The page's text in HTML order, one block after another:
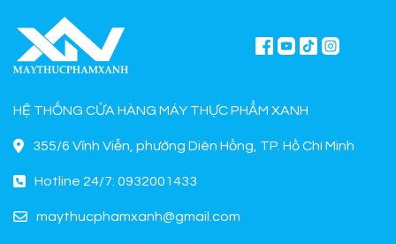
HỆ THỐNG CỬA HÀNG MÁY THỰC PHẨM XANH
355/6 Vĩnh Viễn, phường Diên Hồng, TP. Hồ Chí Minh
Hotline 24/7: 0932001433
maythucphamxanh@gmail.com